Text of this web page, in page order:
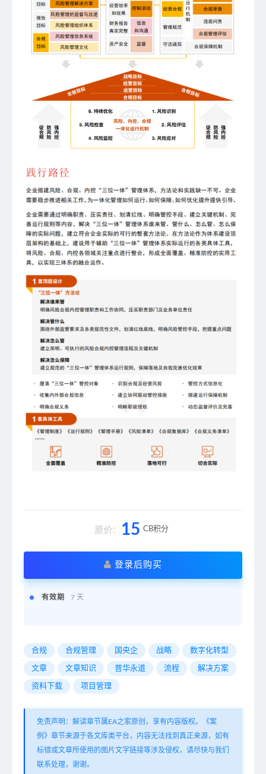
原价： 15 CB积分
登录后购买
有效期 7 天
合规 合规管理 国央企 战略 数字化转型
文章 文章知识 普华永道 流程 解决方案
资料下载 项目管理
免责声明：解读章节属EA之家原创，享有内容版权。《案
例》章节来源于各文库类平台，内容无法找到真正来源，如有
标错或文章所使用的图片文字链接等涉及侵权，请尽快与我们
联系处理，谢谢。